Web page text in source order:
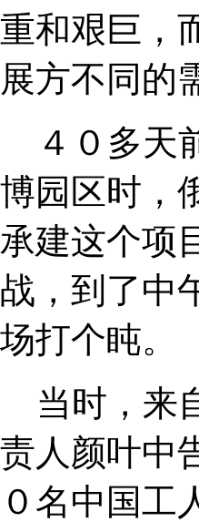
重和艰巨，
展方不同的
４０多天
博园区时，
承建这个项
战，到了中
场打个盹。
当时，来
责人颜叶中
０名中国工